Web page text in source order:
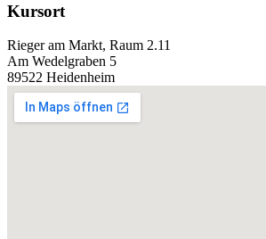
Kursort
Rieger am Markt, Raum 2.11
Am Wedelgraben 5
89522 Heidenheim